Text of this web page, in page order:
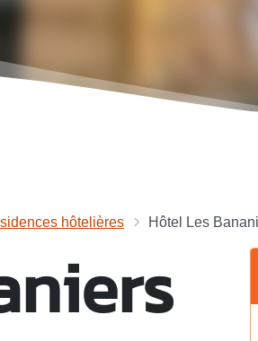
hôtelières Hôtel Les